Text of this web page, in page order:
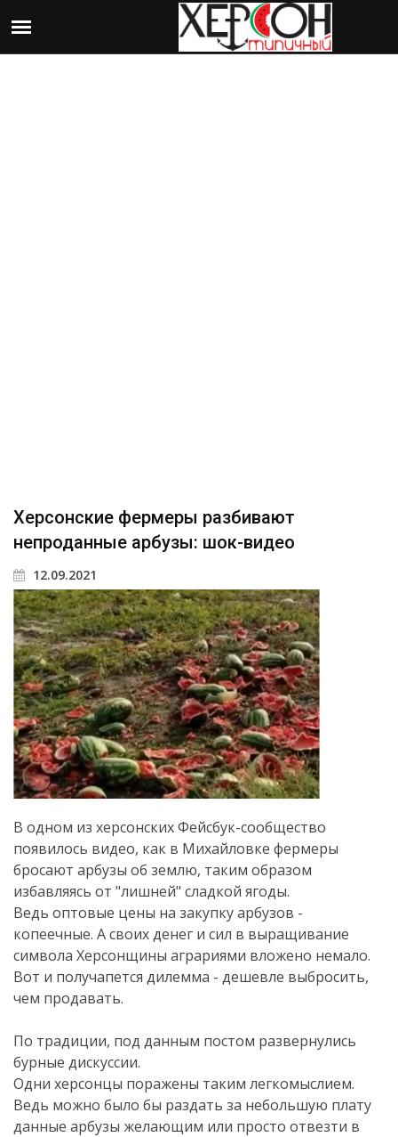
Херсонские фермеры разбивают
непроданные арбузы: шок-видео
12.09.2021
В одном из херсонских Фейсбук-сообщество
появилось видео, как в Михайловке фермеры
бросают арбузы об землю, таким образом
избавляясь от "лишней" сладкой ягоды.
Ведь оптовые цены на закупку арбузов -
копеечные. А своих денег и сил в выращивание
символа Херсонщины аграриями вложено немало.
Вот и получапется дилемма - дешевле выбросить,
чем продавать.
По традиции, под данным постом развернулись
бурные дискуссии.
Одни херсонцы поражены таким легкомыслием.
Ведь можно было бы раздать за небольшую плату
данные арбузы желающим или просто отвезти в